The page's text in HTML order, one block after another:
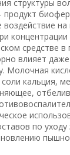
структуры
- продукт
средстве в
влияет
Молочная
кальция,
по